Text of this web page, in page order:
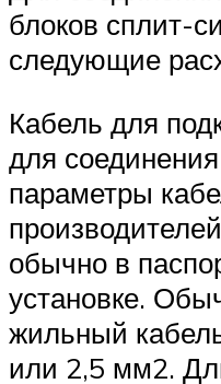
блоков сплит-
следующие
Кабель для
для
параметры
обычно в
установке.
жильный
или 2,5 мм2.